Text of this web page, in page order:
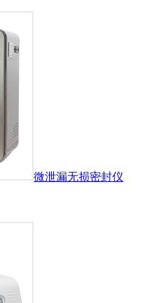
微泄漏无损密封仪